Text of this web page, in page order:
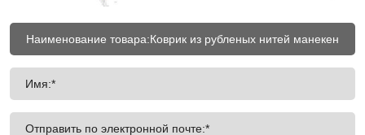
Имя:*
Отправить по электронной почте:*